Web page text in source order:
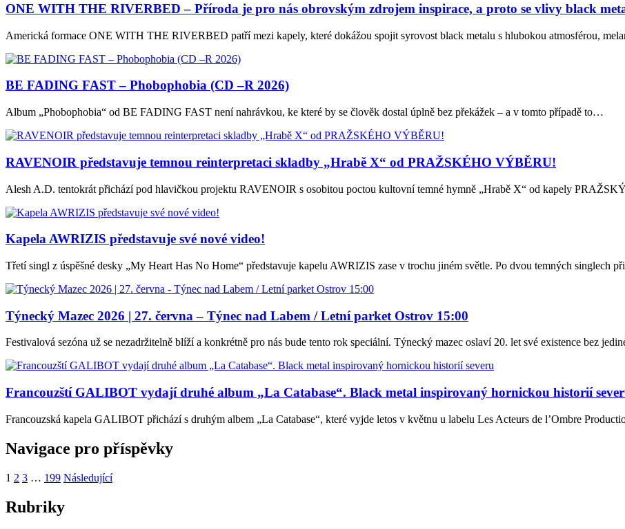
ONE WITH THE RIVERBED – Příroda je pro nás obrovským zdrojem inspirace, a proto se vlivy black
Americká formace ONE WITH THE RIVERBED patří mezi kapely, které dokážou spojit syrovost black metalu s hlubokou atmosférou,
BE FADING FAST – Phobophobia (CD –R 2026)
Album „Phobophobia“ od BE FADING FAST není nahrávkou, ke které by se člověk dostal úplně bez překážek – a v tomto případě to…
RAVENOIR představuje temnou reinterpretaci skladby „Hrabě X“ od PRAŽSKÉHO VÝBĚRU!
Alesh A.D. tentokrát přichází pod hlavičkou projektu RAVENOIR s osobitou poctou kultovní temné hymně „Hrabě X“ od kapely
Kapela AWRIZIS představuje své nové video!
Třetí singl z úspěšné desky „My Heart Has No Home“ představuje kapelu AWRIZIS zase v trochu jiném světle. Po dvou temných singlech
Týnecký Mazec 2026 | 27. června – Týnec nad Labem / Letní parket Ostrov 15:00
Festivalová sezóna už se nezadržitelně blíží a konkrétně pro nás bude tento rok speciální. Týnecký mazec oslaví 20. let své existence bez
Francouzští GALIBOT vydají druhé album „La Catabase“. Black metal inspirovaný hornickou historií
Francouzská kapela GALIBOT přichází s druhým albem „La Catabase“, které vyjde letos v květnu u labelu Les Acteurs de l’Ombre
Navigace pro příspěvky
1 2 3 … 199 Následující
Rubriky